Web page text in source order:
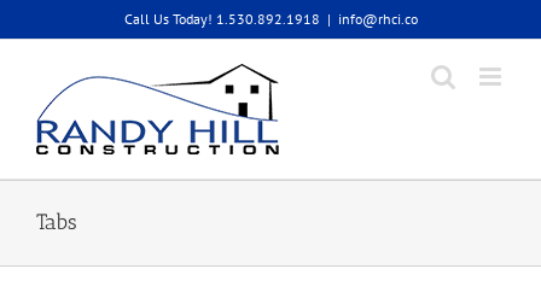
to
Call Us Today! 1.530.892.1918 | info@rhci.co
Tabs